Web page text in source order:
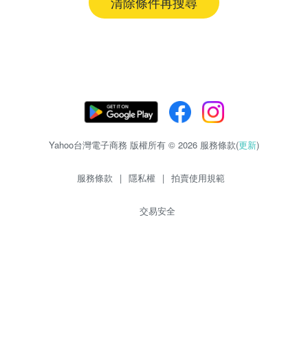
Yahoo台灣電子商務 版權所有 © 2026 服務條款(更新)
服務條款 | 隱私權 | 拍賣使用規範
交易安全